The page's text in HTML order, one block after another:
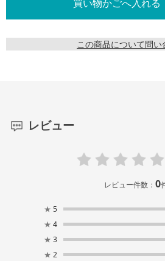
この商品について問い
レビュー
レビュー件数：0
★ 5
★ 4
★ 3
★ 2